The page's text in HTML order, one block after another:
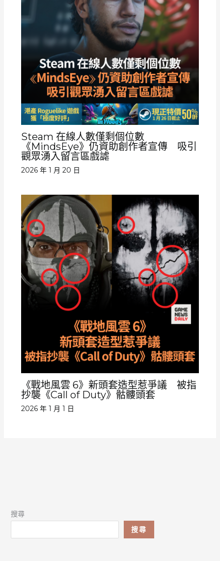
Steam 在線人數僅剩個位數
《MindsEye》仍資助創作者宣傳 吸引
觀眾湧入留言區戲謔
2026 年 1 月 20 日
《戰地風雲 6》新頭套造型惹爭議 被指
抄襲《Call of Duty》骷髏頭套
2026 年 1 月 1 日
搜尋
搜尋